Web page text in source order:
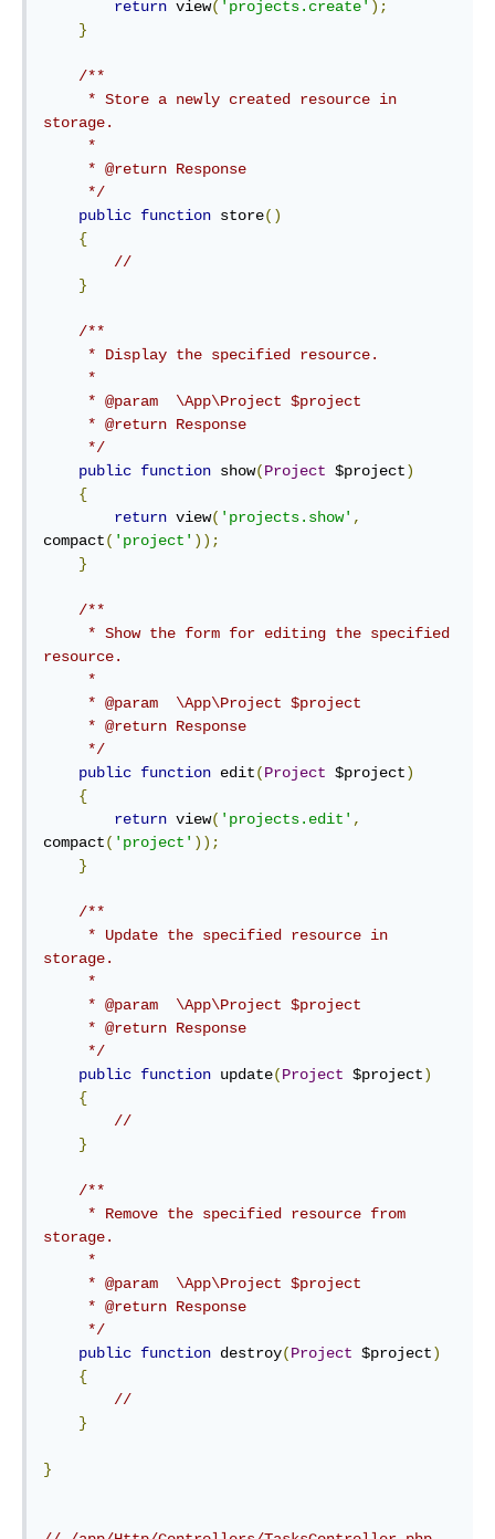
return view( 'projects.create' );
}
/**
storage.
     */
public function store()
{
//
}
/**
     */
public function show(Project $project)
{
return view( 'projects.show' ,
compact( 'project' ));
}
/**
resource.
     */
public function edit(Project $project)
{
return view( 'projects.edit' ,
compact( 'project' ));
}
/**
storage.
     */
public function update(Project $project)
{
//
}
/**
storage.
     */
public function destroy(Project $project)
{
//
}
}